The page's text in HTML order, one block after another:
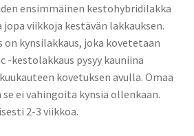
ensimmäinen kestohybridilakka
viikkoja kestävän lakkauksen.
kynsilakkaus, joka kovetetaan
-kestolakkaus pysyy kauniina
kovetuksen avulla. Omaa
ei vahingoita kynsiä ollenkaan.
2-3 viikkoa.